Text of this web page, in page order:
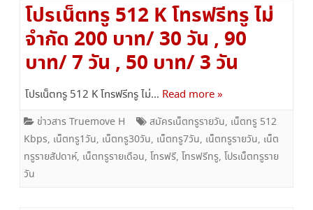
โปรเน็ตทรู 512 K โทรฟรีทรู ไม่
จำกัด 200 บาท/ 30 วัน , 90
บาท/ 7 วัน , 50 บาท/ 3 วัน
โปรเน็ตทรู 512 K โทรฟรีทรู ไม่… Read more »
ข่าวสาร Truemove H สมัครเน็ตทรูรายวัน, เน็ตทรู 512
Kbps, เน็ตทรู1วัน, เน็ตทรู30วัน, เน็ตทรู7วัน, เน็ตทรูรายวัน, เน็ต
ทรูรายสัปดาห์, เน็ตทรูรายเดือน, โทรฟรี, โทรฟรีทรู, โปรเน็ตทรูราย
วัน